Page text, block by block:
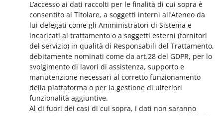
L’accesso ai dati raccolti per le finalità di cui sopra è
consentito al Titolare, a soggetti interni all’Ateneo da
lui delegati come gli Amministratori di Sistema e
incaricati al trattamento o a soggetti esterni (fornitori
del servizio) in qualità di Responsabili del Trattamento,
debitamente nominati come da art.28 del GDPR, per lo
svolgimento di lavori di assistenza, supporto e
manutenzione necessari al corretto funzionamento
della piattaforma o per la gestione di ulteriori
funzionalità aggiuntive.
Al di fuori dei casi di cui sopra, i dati non saranno